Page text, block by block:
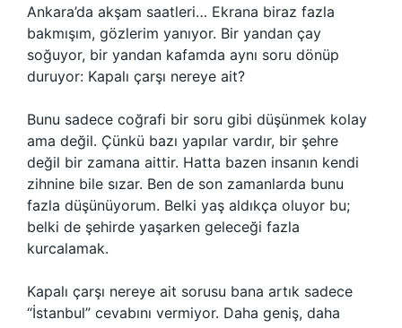
Ankara’da akşam saatleri… Ekrana biraz fazla
bakmışım, gözlerim yanıyor. Bir yandan çay
soğuyor, bir yandan kafamda aynı soru dönüp
duruyor: Kapalı çarşı nereye ait?
Bunu sadece coğrafi bir soru gibi düşünmek kolay
ama değil. Çünkü bazı yapılar vardır, bir şehre
değil bir zamana aittir. Hatta bazen insanın kendi
zihnine bile sızar. Ben de son zamanlarda bunu
fazla düşünüyorum. Belki yaş aldıkça oluyor bu;
belki de şehirde yaşarken geleceği fazla
kurcalamak.
Kapalı çarşı nereye ait sorusu bana artık sadece
“İstanbul” cevabını vermiyor. Daha geniş, daha